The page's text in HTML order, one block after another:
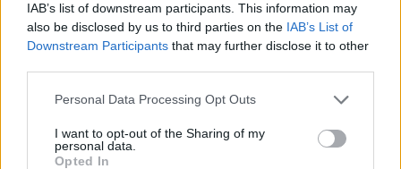
IAB’s list of downstream participants. This information may
also be disclosed by us to third parties on the IAB’s List of
Downstream Participants that may further disclose it to other
Personal Data Processing Opt Outs
I want to opt-out of the Sharing of my
personal data.
Opted In
VÍDEO · Rull rebrà els exiliats
de Suïssa: «Els obriré les
L’IPC baixa una dècima a la